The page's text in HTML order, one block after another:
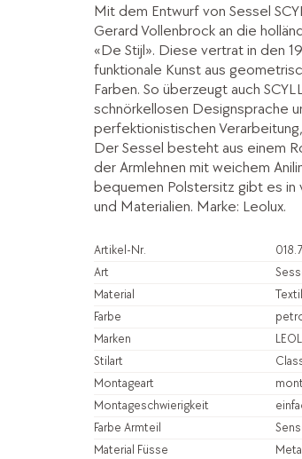
Mit dem Entwurf von Sessel
Gerard Vollenbrock an die
«De Stijl». Diese vertrat in den
funktionale Kunst aus
Farben. So überzeugt auch
schnörkellosen Designsprache
perfektionistischen
Der Sessel besteht aus einem
der Armlehnen mit weichem
bequemen Polstersitz gibt es in
und Materialien. Marke: Leolux.
Artikel-Nr.
Art
Material
Textil
Farbe
Marken
Stilart
Montageart
Montageschwierigkeit
Farbe Armteil
Material Füsse